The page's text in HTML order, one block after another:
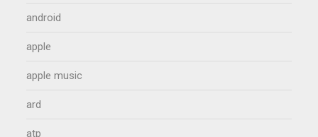
android
apple
apple music
ard
atp